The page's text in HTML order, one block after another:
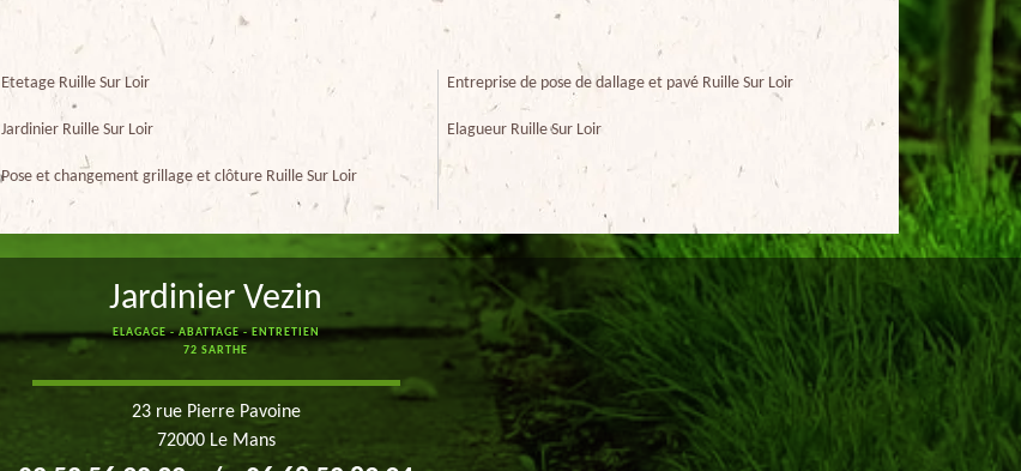
Etetage Ruille Sur Loir
Jardinier Ruille Sur Loir
Pose et changement grillage et clôture Ruille Sur Loir
Entreprise de pose de dallage et pavé Ruille Sur Loir
Elagueur Ruille Sur Loir
Jardinier Vezin
ELAGAGE - ABATTAGE - ENTRETIEN
72 SARTHE
23 rue Pierre Pavoine
72000 Le Mans